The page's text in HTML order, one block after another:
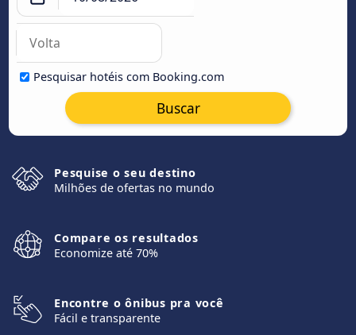
Pesquisar hotéis com Booking.com
Buscar
Pesquise o seu destino
Milhões de ofertas no mundo
Compare os resultados
Economize até 70%
Encontre o ônibus pra você
Fácil e transparente